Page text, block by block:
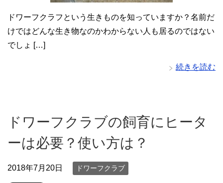
ドワーフクラフという生きものを知っていますか？名前だ
けではどんな生き物なのかわからない人も居るのではない
でしょ […]
続きを読む
ドワーフクラブの飼育にヒータ
ーは必要？使い方は？
2018年7月20日 ドワーフクラブ